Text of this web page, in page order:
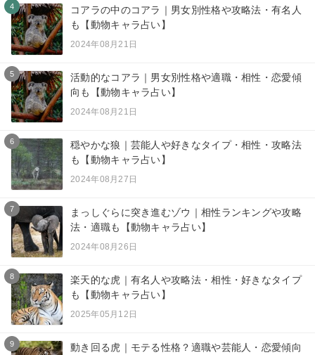
4
コアラの中のコアラ｜男女別性格や攻略法・有名人
も【動物キャラ占い】
2024年08月21日
5
活動的なコアラ｜男女別性格や適職・相性・恋愛傾
向も【動物キャラ占い】
2024年08月21日
6
穏やかな狼｜芸能人や好きなタイプ・相性・攻略法
も【動物キャラ占い】
2024年08月27日
7
まっしぐらに突き進むゾウ｜相性ランキングや攻略
法・適職も【動物キャラ占い】
2024年08月26日
8
楽天的な虎｜有名人や攻略法・相性・好きなタイプ
も【動物キャラ占い】
2025年05月12日
9
動き回る虎｜モテる性格？適職や芸能人・恋愛傾向